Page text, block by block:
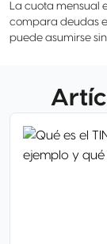
La cuota mensual
compara deudas
puede asumirse